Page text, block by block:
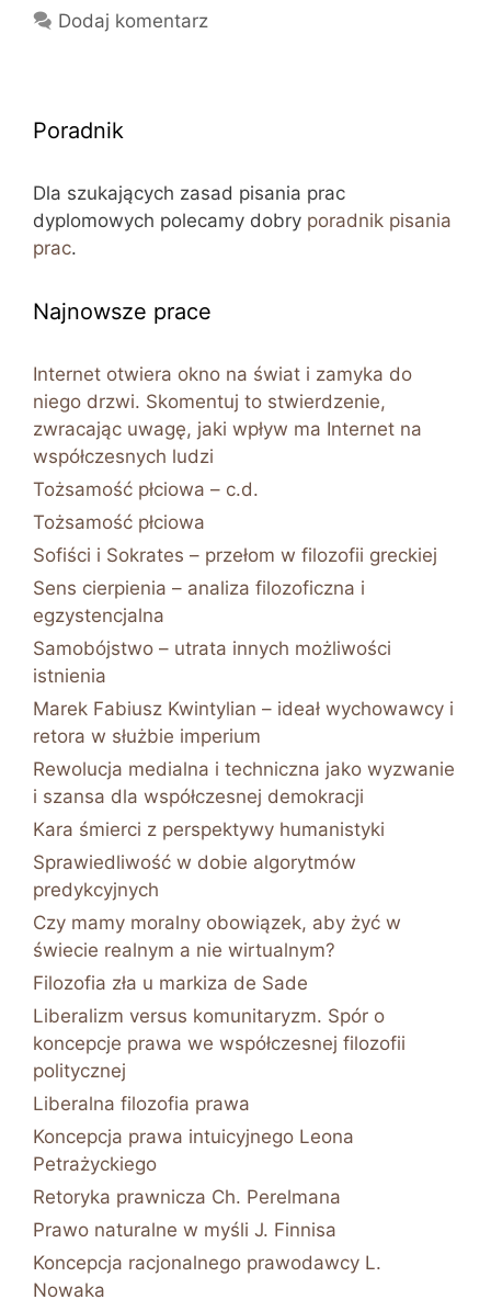
Dodaj komentarz
Poradnik
Dla szukających zasad pisania prac
dyplomowych polecamy dobry poradnik pisania
prac.
Najnowsze prace
Internet otwiera okno na świat i zamyka do
niego drzwi. Skomentuj to stwierdzenie,
zwracając uwagę, jaki wpływ ma Internet na
współczesnych ludzi
Tożsamość płciowa – c.d.
Tożsamość płciowa
Sofiści i Sokrates – przełom w filozofii greckiej
Sens cierpienia – analiza filozoficzna i
egzystencjalna
Samobójstwo – utrata innych możliwości
istnienia
Marek Fabiusz Kwintylian – ideał wychowawcy i
retora w służbie imperium
Rewolucja medialna i techniczna jako wyzwanie
i szansa dla współczesnej demokracji
Kara śmierci z perspektywy humanistyki
Sprawiedliwość w dobie algorytmów
predykcyjnych
Czy mamy moralny obowiązek, aby żyć w
świecie realnym a nie wirtualnym?
Filozofia zła u markiza de Sade
Liberalizm versus komunitaryzm. Spór o
koncepcje prawa we współczesnej filozofii
politycznej
Liberalna filozofia prawa
Koncepcja prawa intuicyjnego Leona
Petrażyckiego
Retoryka prawnicza Ch. Perelmana
Prawo naturalne w myśli J. Finnisa
Koncepcja racjonalnego prawodawcy L.
Nowaka